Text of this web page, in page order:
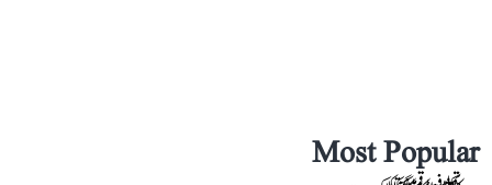
Most Popular